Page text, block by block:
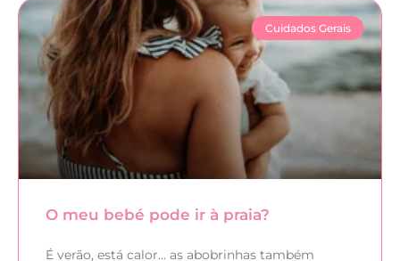
Cuidados Gerais
O meu bebé pode ir à praia?
É verão, está calor… as abobrinhas também